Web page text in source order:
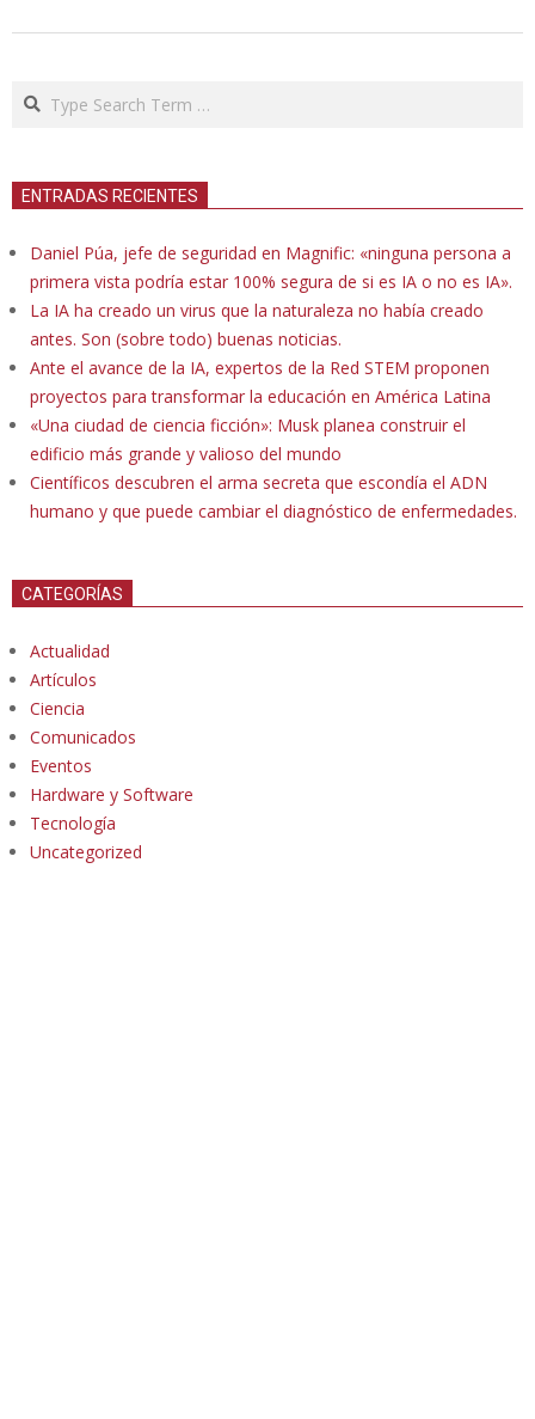
Search
ENTRADAS RECIENTES
Daniel Púa, jefe de seguridad en Magnific: «ninguna persona a
primera vista podría estar 100% segura de si es IA o no es IA».
La IA ha creado un virus que la naturaleza no había creado
antes. Son (sobre todo) buenas noticias.
Ante el avance de la IA, expertos de la Red STEM proponen
proyectos para transformar la educación en América Latina
«Una ciudad de ciencia ficción»: Musk planea construir el
edificio más grande y valioso del mundo
Científicos descubren el arma secreta que escondía el ADN
humano y que puede cambiar el diagnóstico de enfermedades.
CATEGORÍAS
Actualidad
Artículos
Ciencia
Comunicados
Eventos
Hardware y Software
Tecnología
Uncategorized